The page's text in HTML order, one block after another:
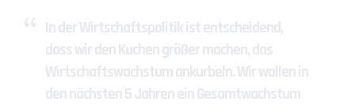
In der Wirtschaftspolitik ist entscheidend,
dass wir den Kuchen größer machen, das
Wirtschaftswachstum ankurbeln. Wir wollen in
den nächsten 5 Jahren ein Gesamtwachstum